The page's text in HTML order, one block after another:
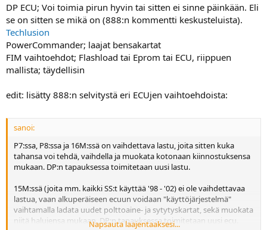
l
o
i
t
t
a
j
DP ECU; Voi toimia pirun hyvin tai sitten ei sinne päinkään. Eli
se on sitten se mikä on (888:n kommentti keskusteluista).
Techlusion
PowerCommander; laajat bensakartat
FIM vaihtoehdot; Flashload tai Eprom tai ECU, riippuen
mallista; täydellisin
edit: lisätty 888:n selvitystä eri ECUjen vaihtoehdoista:
sanoi:
P7:ssa, P8:ssa ja 16M:ssä on vaihdettava lastu, joita sitten kuka
tahansa voi tehdä, vaihdella ja muokata kotonaan kiinnostuksensa
mukaan. DP:n tapauksessa toimitetaan uusi lastu.
15M:ssä (joita mm. kaikki SS:t käyttää '98 - '02) ei ole vaihdettavaa
lastua, vaan alkuperäiseen ecuun voidaan "käyttöjärjestelmä"
vaihtamalla ladata uudet polttoaine- ja sytytyskartat, sekä muokata
niitä halujensa mukaan. DP:n tapauksessa toimitetaan uusi ecu.
Napsauta laajentaaksesi...